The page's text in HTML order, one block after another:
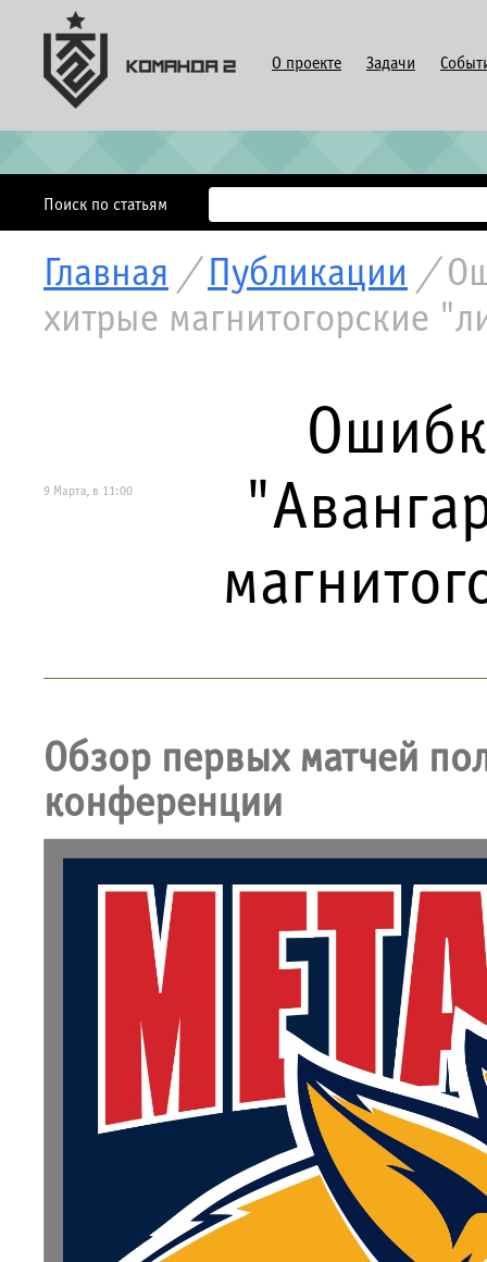
О проекте Задачи
Поиск по статьям
Главная / Публикации /
хитрые магнитогорские
9 Марта, в 11:00
Обзор первых матчей
конференции